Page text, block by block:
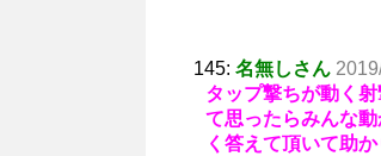
145: 名無しさん
タップ撃ちが動く
て思ったらみんな
く答えて頂いて助